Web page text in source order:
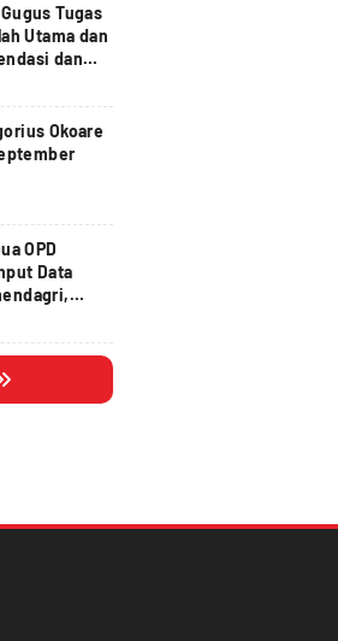
Tugas
Utama dan
dan
Okoare
OPD
Data
2025